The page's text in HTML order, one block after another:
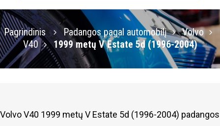
Pagrindinis Padangos pagal automobilį
Volvo
V40
1999 metų V Estate 5d (1996-2004)
Volvo V40 1999 metų V Estate 5d (1996-2004) padangos